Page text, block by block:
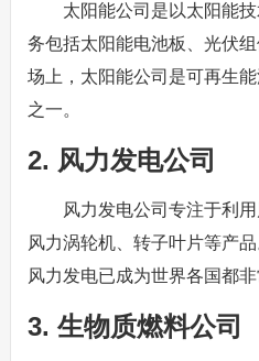
太阳能公司是以太阳能
务包括太阳能电池板、光伏
场上，太阳能公司是可再生
之一。
2. 风力发电公司
风力发电公司专注于利
风力涡轮机、转子叶片等产
风力发电已成为世界各国都
3. 生物质燃料公司